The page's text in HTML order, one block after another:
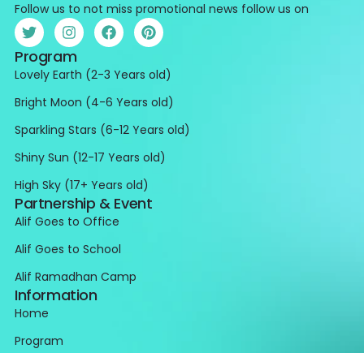
Follow us to not miss promotional news follow us on
Program
Lovely Earth (2-3 Years old)
Bright Moon (4-6 Years old)
Sparkling Stars (6-12 Years old)
Shiny Sun (12-17 Years old)
High Sky (17+ Years old)
Partnership & Event
Alif Goes to Office
Alif Goes to School
Alif Ramadhan Camp
Information
Home
Program